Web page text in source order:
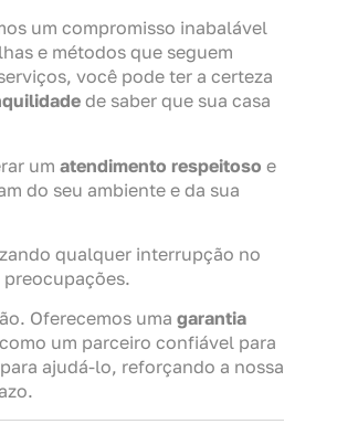
um compromisso inabalável
e métodos que seguem
você pode ter a certeza
de saber que sua casa
um atendimento respeitoso e
do seu ambiente e da sua
qualquer interrupção no
preocupações.
Oferecemos uma garantia
um parceiro confiável para
ajudá-lo, reforçando a nossa